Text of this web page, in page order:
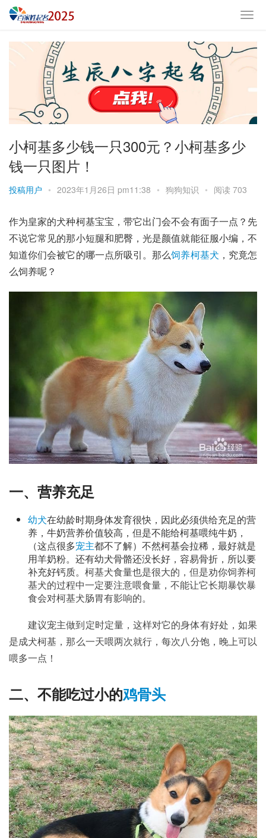
小柯基多少钱一只300元？小柯基多少
钱一只图片！
投稿用户 • 2023年1月26日 pm11:38 • 狗狗知识 • 阅读 703
作为皇家的犬种柯基宝宝，带它出门会不会有面子一点？先
不说它常见的那小短腿和肥臀，光是颜值就能征服小编，不
知道你们会被它的哪一点所吸引。那么饲养柯基犬 ，究竟怎
么饲养呢？
一、营养充足
幼犬在幼龄时期身体发育很快，因此必须供给充足的营
养，牛奶营养价值较高，但是不能给柯基喂纯牛奶，
（这点很多宠主都不了解）不然柯基会拉稀，最好就是
用羊奶粉。还有幼犬骨骼还没长好，容易骨折，所以要
补充好钙质。 柯基犬食量也是很大的，但是劝你饲养柯
基犬的过程中一定要注意喂食量，不能让它长期暴饮暴
食会对柯基犬肠胃有影响的。
建议宠主做到定时定量，这样对它的身体有好处，如果
是成犬柯基，那么一天喂两次就行，每次八分饱，晚上可以
喂多一点！
二、不能吃过小的鸡骨头